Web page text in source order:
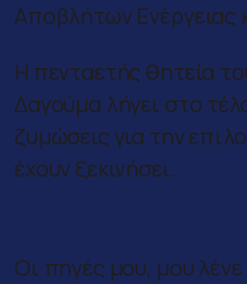
Αποβλήτων Ενέργειας
Η πενταετής θητεία
Δαγούμα λήγει στο
ζυμώσεις για την
έχουν ξεκινήσει.
Οι πηγές μου, μου